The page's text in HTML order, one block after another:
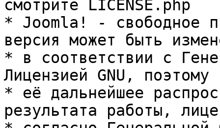
смотрите LICENSE.php
* Joomla! - свободное
версия может быть
* в соответствии с
Лицензией GNU, поэтому
* её дальнейшее
результата работы,